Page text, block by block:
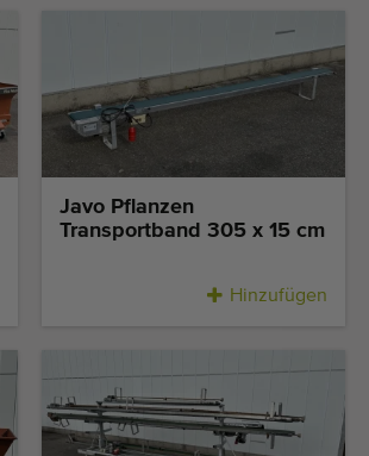
Javo Pflanzen
Transportband 305 x 15 cm
Hinzufügen